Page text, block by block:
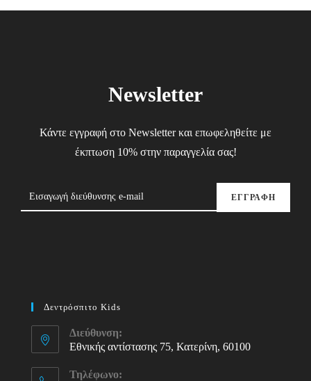
Newsletter
Κάντε εγγραφή στο Newsletter και επωφεληθείτε με
έκπτωση 10% στην παραγγελία σας!
ΕΓΓΡΑΦΗ
Δεντρόσπιτο Kids
Διεύθυνση:
Εθνικής αντίστασης 75, Κατερίνη, 60100
Τηλέφωνο: